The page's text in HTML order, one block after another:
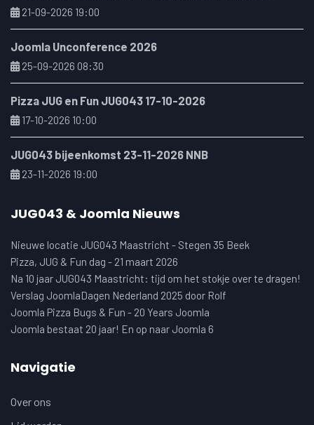
21-09-2026 19:00
Joomla Unconference 2026
25-09-2026 08:30
Pizza JUG en Fun JUG043 17-10-2026
17-10-2026 10:00
JUG043 bijeenkomst 23-11-2026 NNB
23-11-2026 19:00
JUG043 & Joomla Nieuws
Nieuwe locatie JUG043 Maastricht - Stegen 35 Beek
Pizza, JUG & Fun dag - 21 maart 2026
Na 10 jaar JUG043 Maastricht: tijd om het stokje over te dragen!
Verslag JoomlaDagen Nederland 2025 door Rolf
Joomla Pizza Bugs & Fun - 20 Years Joomla
Joomla bestaat 20 jaar! En op naar Joomla 6
Navigatie
Over ons